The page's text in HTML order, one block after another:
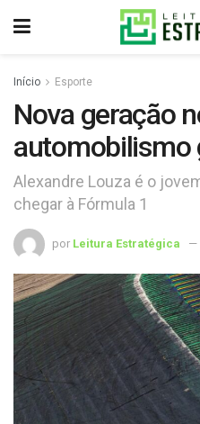
Início Esporte
Nova geração
automobilismo
Alexandre Louza é o
chegar à Fórmula 1
por Leitura Estratégica